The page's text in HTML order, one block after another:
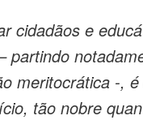
cidadãos e
partindo
meritocrática -,
tão nobre